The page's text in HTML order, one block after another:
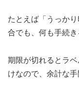
たとえば「うっか
合でも、何も手続き
期限が切れるとラ
けなので、余計な手